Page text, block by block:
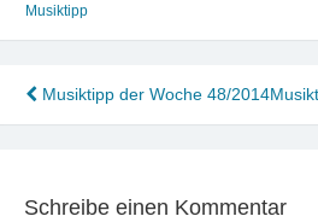
Musiktipp
Musiktipp der Woche 48/2014
Schreibe einen Kommentar